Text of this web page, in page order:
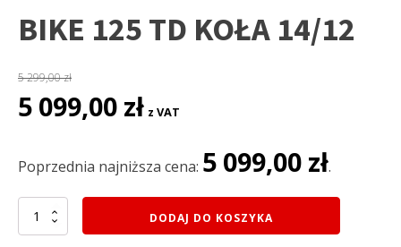
BIKE 125 TD KOŁA 14/12
5 299,00zł
Pierwotna
cena
5
5 099,00 zł cena
5
z VAT
Poprzednia najniższa cena: 5 099,00 zł.
ilość
CROSS
DODAJ DO KOSZYKA